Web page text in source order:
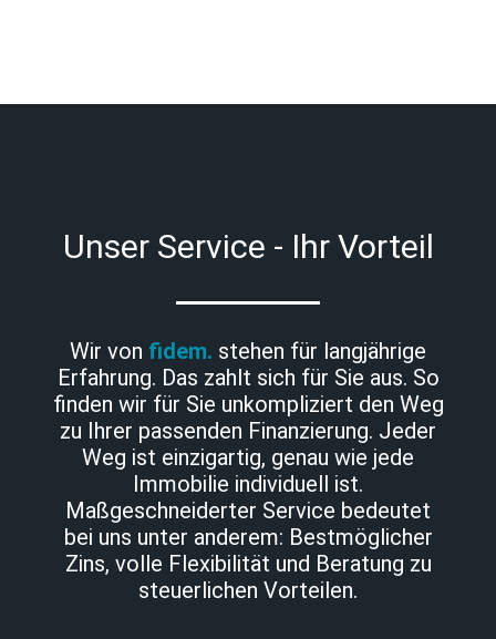
Unser Service - Ihr Vorteil
Wir von fidem. stehen für langjährige
Erfahrung. Das zahlt sich für Sie aus. So
finden wir für Sie unkompliziert den Weg
zu Ihrer passenden Finanzierung. Jeder
Weg ist einzigartig, genau wie jede
Immobilie individuell ist.
Maßgeschneiderter Service bedeutet
bei uns unter anderem: Bestmöglicher
Zins, volle Flexibilität und Beratung zu
steuerlichen Vorteilen.